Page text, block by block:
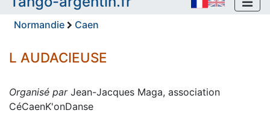
Normandie Caen
L AUDACIEUSE
Organisé parJean-Jacques Maga, association
CéCaenK'onDanse